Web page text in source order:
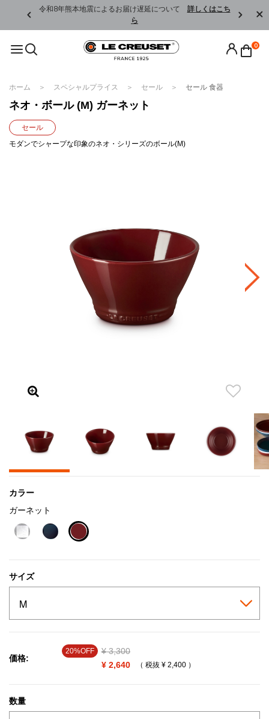
令和8年熊本地震によるお届け遅延について 詳しくはこち
ら
0
ホーム スペシャルプライス セール セール 食器
ネオ・ボール (M) ガーネット
セール
モダンでシャープな印象のネオ・シリーズのボール(M)
カラー
ガーネット
サイズ
価格:
20%OFF Price reduced from
¥ 3,300to
¥ 2,640
（ 税抜 ¥ 2,400 ）
数量